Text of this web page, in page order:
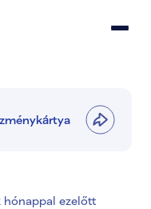
hónappal ezelőtt